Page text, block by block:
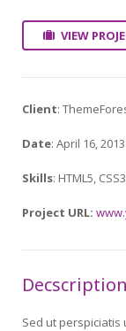
VIEW
Client:
Date: April 16, 2013
Skills: HTML5,
Project URL:
Decscription
Sed ut